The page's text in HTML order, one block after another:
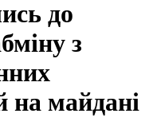
до
з
на майдані